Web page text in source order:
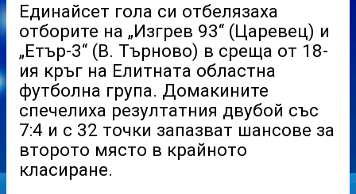
Единайсет гола си отбелязаха
отборите на „Изгрев 93“ (Царевец) и
„Етър-3“ (В. Търново) в среща от 18-
ия кръг на Елитната областна
футболна група. Домакините
спечелиха резултатния двубой със
7:4 и с 32 точки запазват шансове за
второто място в крайното
класиране.